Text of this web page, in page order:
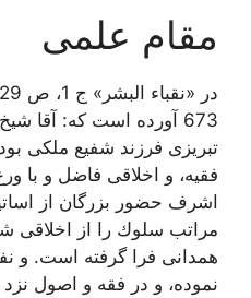
مقام علمی
673 آورده است كه: آقا
تبريزى فرزند شفيع ملكى
فقيه، و اخلاقى فاضل و با
اشرف حضور بزرگان از
مراتب سلوك را از اخلاقى
همدانى فرا گرفته است. و
نموده، و در فقه و اصول نزد